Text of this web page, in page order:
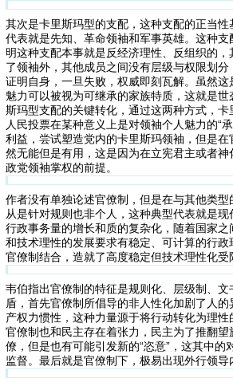
其次是卡里斯玛型的支配，这种支配的正当
代表就是先知、革命领袖和军事英雄。这种
明这种支配本事就是反经济理性、反组织的
了领袖外，其他成员之间没有层级与权限划
证明自身，一旦失败，权威即刻瓦解。虽然
魅力可以被视为可继承的家族特质，这就是
斯玛型支配的关键转化，通过这两种方式，
人民投票在某种意义上是对领袖个人魅力的“
利益，尝试塑造党内的卡里斯玛领袖，但是
然无能但是有用，这是因为在立宪君主或者
政党领袖掌权的前提。
作者没有单独论述官僚制，但是在与其他类
从是针对规则也非个人，这种典型代表就是
行政事务量的增长和质的复杂化，随着国家
和技术理性的发展要求有稳定、可计算的行
官僚制结合，造就了高度稳定但技术理性化
韦伯指出官僚制的特征是规则化、层级制、
盾，首先官僚制所倡导的非人性化加剧了人
产权力惯性，这种力量源于将行动转化为理
官僚制也和民主存在着张力，民主为了推翻
僚，但是也有可能引发新的“恣意”，这其中
监督。最后就是官僚制下，极易出现外行领